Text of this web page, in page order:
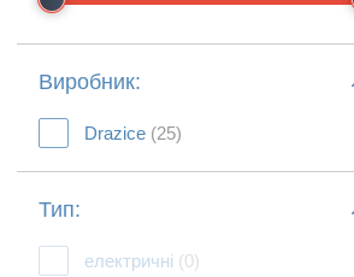
Виробник:
Drazice (25)
Тип:
електричні (0)